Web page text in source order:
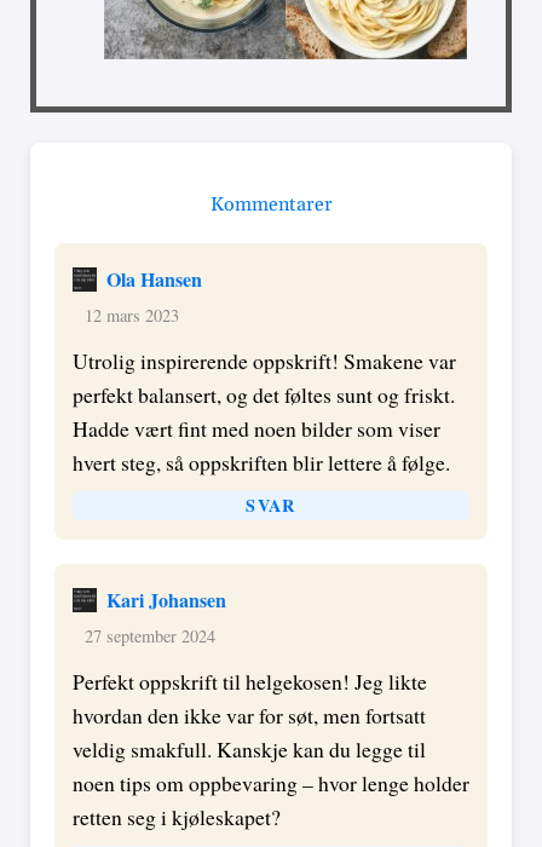
Kommentarer
Ola Hansen
12 mars 2023
Utrolig inspirerende oppskrift! Smakene var
perfekt balansert, og det føltes sunt og friskt.
Hadde vært fint med noen bilder som viser
hvert steg, så oppskriften blir lettere å følge.
SVAR
Kari Johansen
27 september 2024
Perfekt oppskrift til helgekosen! Jeg likte
hvordan den ikke var for søt, men fortsatt
veldig smakfull. Kanskje kan du legge til
noen tips om oppbevaring – hvor lenge holder
retten seg i kjøleskapet?